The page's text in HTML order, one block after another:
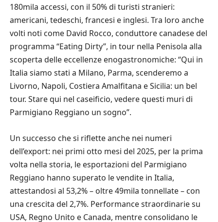
180mila accessi, con il 50% di turisti stranieri:
americani, tedeschi, francesi e inglesi. Tra loro anche
volti noti come David Rocco, conduttore canadese del
programma “Eating Dirty”, in tour nella Penisola alla
scoperta delle eccellenze enogastronomiche: “Qui in
Italia siamo stati a Milano, Parma, scenderemo a
Livorno, Napoli, Costiera Amalfitana e Sicilia: un bel
tour. Stare qui nel caseificio, vedere questi muri di
Parmigiano Reggiano un sogno”.
Un successo che si riflette anche nei numeri
dell’export: nei primi otto mesi del 2025, per la prima
volta nella storia, le esportazioni del Parmigiano
Reggiano hanno superato le vendite in Italia,
attestandosi al 53,2% – oltre 49mila tonnellate – con
una crescita del 2,7%. Performance straordinarie su
USA, Regno Unito e Canada, mentre consolidano le